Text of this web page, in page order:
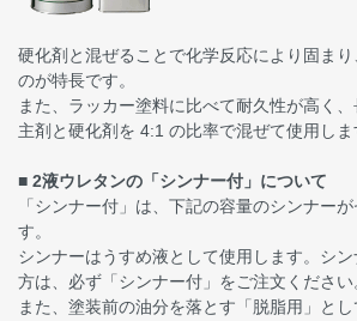
硬化剤と混ぜることで化学反応により固ま
のが特長です。
また、ラッカー塗料に比べて耐久性が高く、
主剤と硬化剤を 4:1 の比率で混ぜて使用しま
■ 2液ウレタンの「シンナー付」について
「シンナー付」は、下記の容量のシンナー
す。
シンナーはうすめ液として使用します。シ
方は、必ず「シンナー付」をご注文ください
また、塗装前の油分を落とす「脱脂用」と